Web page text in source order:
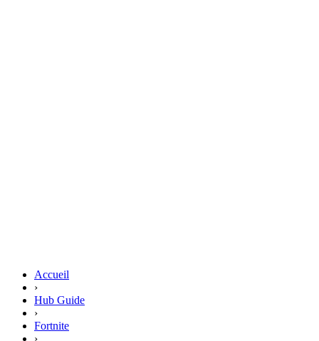
Accueil
›
Hub Guide
›
Fortnite